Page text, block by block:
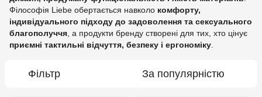
Філософія Liebe обертається навколо комфорту,
індивідуального підходу до задоволення та сексуального
благополуччя, а продукти бренду створені для тих, хто цінує
приємні тактильні відчуття, безпеку і ергономіку.
Фільтр За популярністю